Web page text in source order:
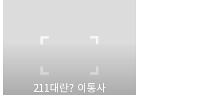
211대란? 이통사